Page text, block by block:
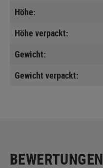
Höhe:
Höhe verpackt:
Gewicht:
Gewicht verpackt:
BEWERTUNGEN